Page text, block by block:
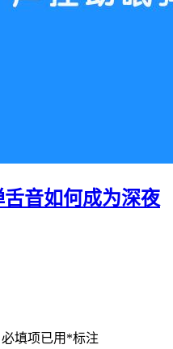
音如何成为深夜
必填项已用 *标注